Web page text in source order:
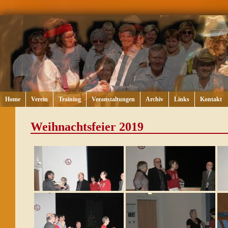
Home Verein Training Veranstaltungen Archiv Links Kontakt
Weihnachtsfeier 2019